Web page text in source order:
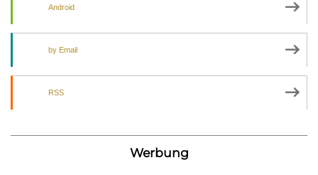
Android
by Email
RSS
Werbung